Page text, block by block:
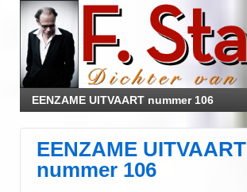
EENZAME UITVAART nummer 106
EENZAME UITVAART
nummer 106